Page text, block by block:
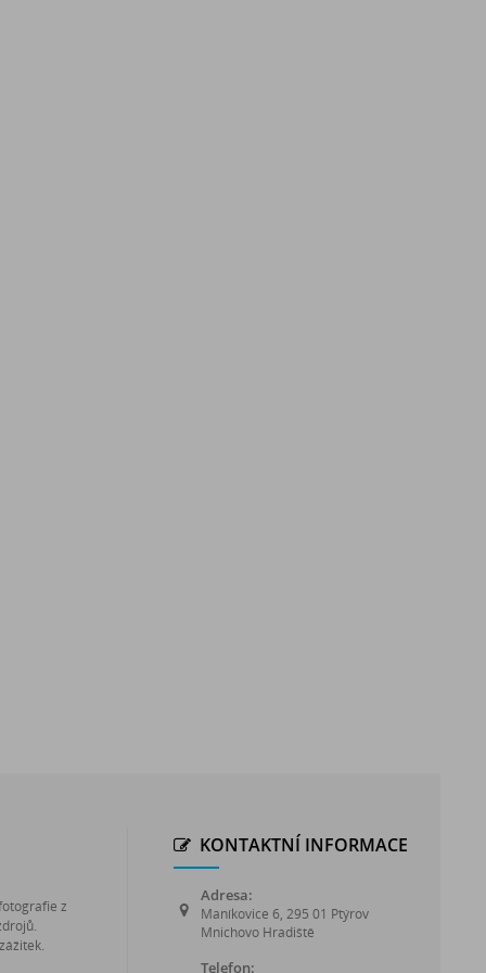
z
KONTAKTNÍ INFORMACE
Adresa:
Maníkovice 6, 295 01 Ptýrov
Mnichovo Hradiště
Telefon: